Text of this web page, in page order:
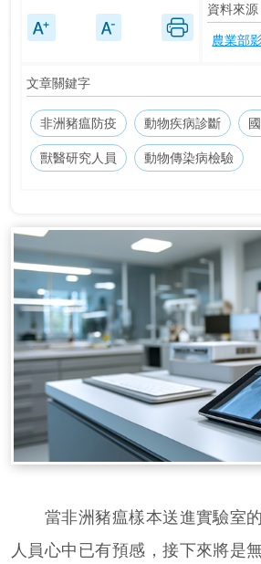
資料來源
農業部
文章關鍵字
非洲豬瘟防疫 動物疾病診斷
獸醫研究人員 動物傳染病檢驗
當非洲豬瘟樣本送進實驗室的
人員心中已有預感，接下來將是